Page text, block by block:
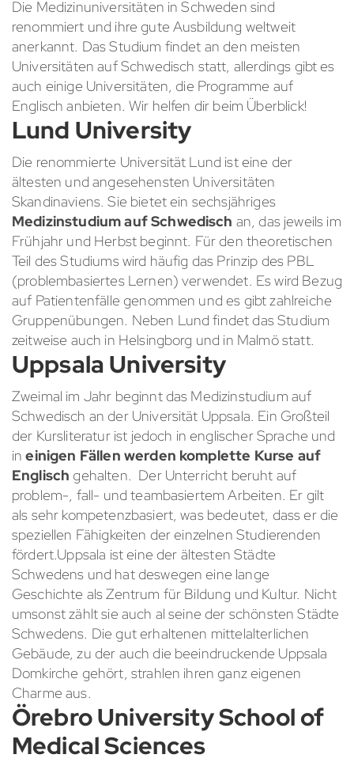
Die Medizinuniversitäten in Schweden sind
renommiert und ihre gute Ausbildung weltweit
anerkannt. Das Studium findet an den meisten
Universitäten auf Schwedisch statt, allerdings gibt es
auch einige Universitäten, die Programme auf
Englisch anbieten. Wir helfen dir beim Überblick!
Lund University
Die renommierte Universität Lund ist eine der
ältesten und angesehensten Universitäten
Skandinaviens. Sie bietet ein sechsjähriges
Medizinstudium auf Schwedisch an, das jeweils im
Frühjahr und Herbst beginnt. Für den theoretischen
Teil des Studiums wird häufig das Prinzip des PBL
(problembasiertes Lernen) verwendet. Es wird Bezug
auf Patientenfälle genommen und es gibt zahlreiche
Gruppenübungen. Neben Lund findet das Studium
zeitweise auch in Helsingborg und in Malmö statt.
Uppsala University
Zweimal im Jahr beginnt das Medizinstudium auf
Schwedisch an der Universität Uppsala. Ein Großteil
der Kursliteratur ist jedoch in englischer Sprache und
ineinigen Fällen werden komplette Kurse auf
Englischgehalten. Der Unterricht beruht auf
problem-, fall- und teambasiertem Arbeiten. Er gilt
als sehr kompetenzbasiert, was bedeutet, dass er die
speziellen Fähigkeiten der einzelnen Studierenden
fördert.Uppsala ist eine der ältesten Städte
Schwedens und hat deswegen eine lange
Geschichte als Zentrum für Bildung und Kultur. Nicht
umsonst zählt sie auch al seine der schönsten Städte
Schwedens. Die gut erhaltenen mittelalterlichen
Gebäude, zu der auch die beeindruckende Uppsala
Domkirche gehört, strahlen ihren ganz eigenen
Charme aus.
Örebro University School of
Medical Sciences